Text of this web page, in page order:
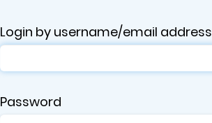
Login by username/email address
Password